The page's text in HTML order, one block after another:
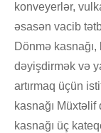
konveyerlər,
əsasən vacib
Dönmə
dəyişdirmək və
artırmaq üçün
kasnağı
kasnağı üç